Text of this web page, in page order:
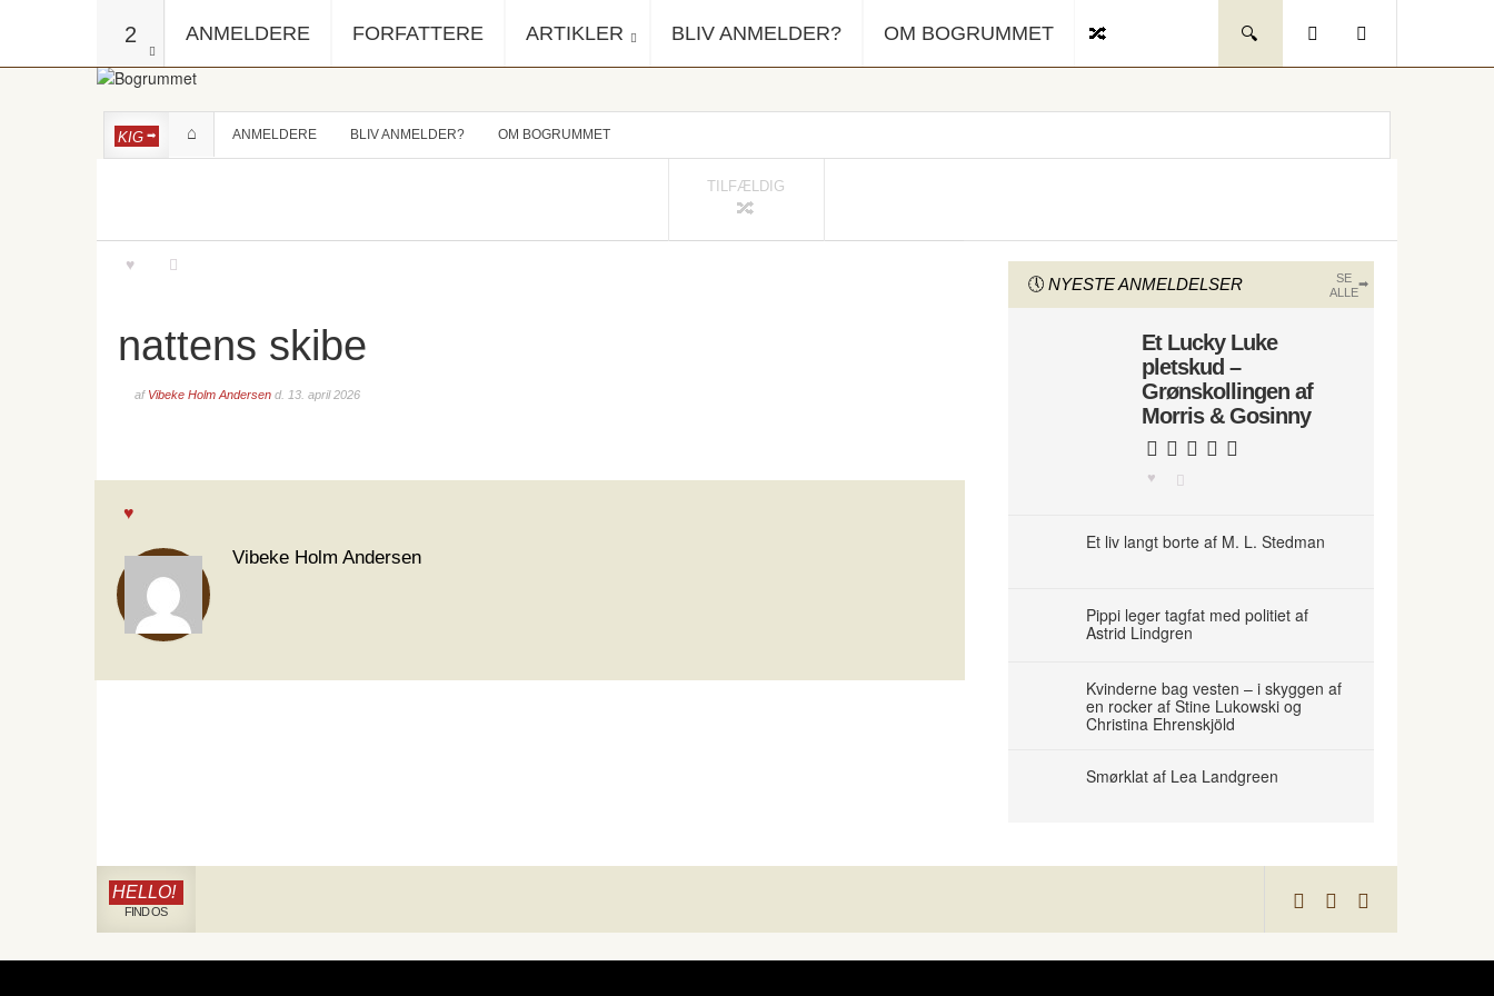
2 ANMELDERE FORFATTERE ARTIKLER BLIV ANMELDER? OM BOGRUMMET
KIG ANMELDERE BLIV ANMELDER? OM BOGRUMMET
TILFÆLDIG
nattens skibe
af Vibeke Holm Andersen d. 13. april 2026
Vibeke Holm Andersen
NYESTE ANMELDELSER
SE
ALLE
Et Lucky Luke
pletskud –
Grønskollingen af
Morris & Gosinny
Et liv langt borte af M. L. Stedman
Pippi leger tagfat med politiet af
Astrid Lindgren
Kvinderne bag vesten – i skyggen af
en rocker af Stine Lukowski og
Christina Ehrenskjöld
Smørklat af Lea Landgreen
HELLO!
FIND OS